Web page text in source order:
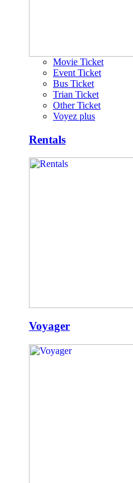
Movie Ticket
Event Ticket
Bus Ticket
Trian Ticket
Other Ticket
Voyez plus
Rentals
Voyager